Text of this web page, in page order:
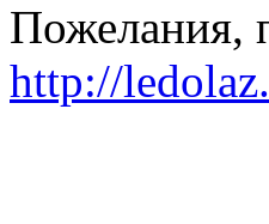
Пожелания,
http://